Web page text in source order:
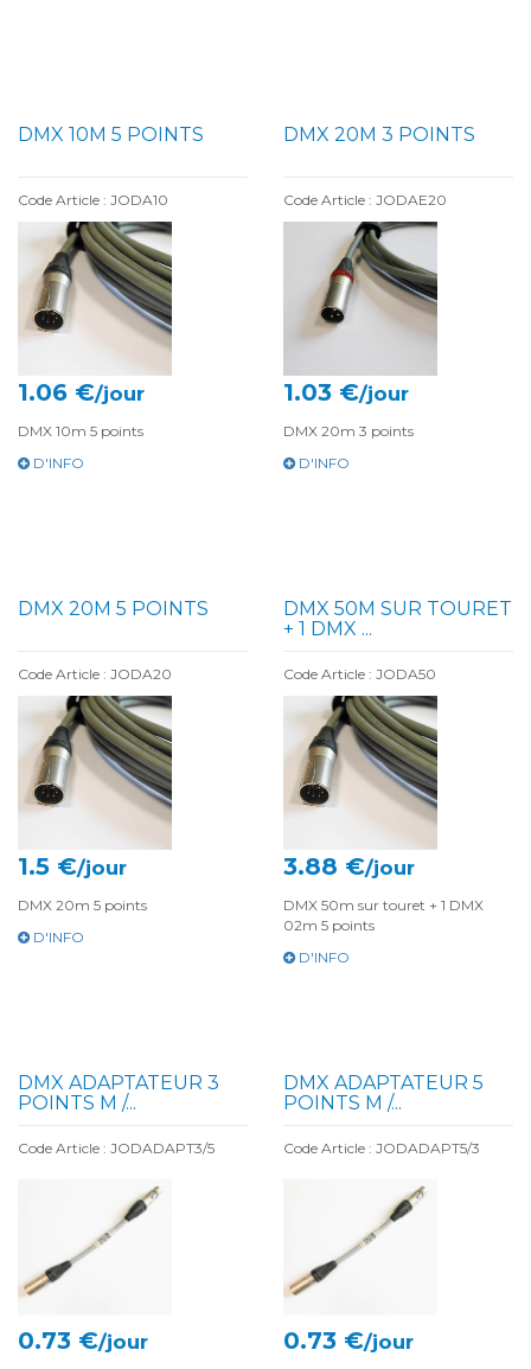
DMX 10M 5 POINTS
Code Article : JODA10
1.06 €/jour
DMX 10m 5 points
D'INFO
DMX 20M 3 POINTS
Code Article : JODAE20
1.03 €/jour
DMX 20m 3 points
D'INFO
DMX 20M 5 POINTS
Code Article : JODA20
1.5 €/jour
DMX 20m 5 points
D'INFO
DMX 50M SUR TOURET
+ 1 DMX ...
Code Article : JODA50
3.88 €/jour
DMX 50m sur touret + 1 DMX
02m 5 points
D'INFO
DMX ADAPTATEUR 3
POINTS M /...
Code Article : JODADAPT3/5
0.73 €/jour
DMX ADAPTATEUR 5
POINTS M /...
Code Article : JODADAPT5/3
0.73 €/jour